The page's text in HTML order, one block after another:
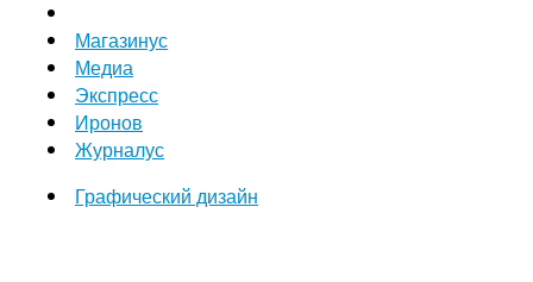
Магазинус
Медиа
Экспресс
Иронов
Журналус
Графический дизайн